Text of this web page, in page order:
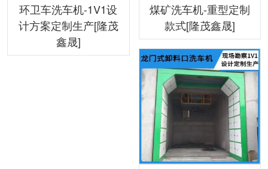
环卫车洗车机-1V1设
计方案定制生产[隆茂
鑫晟]
煤矿洗车机-重型定制
款式[隆茂鑫晟]